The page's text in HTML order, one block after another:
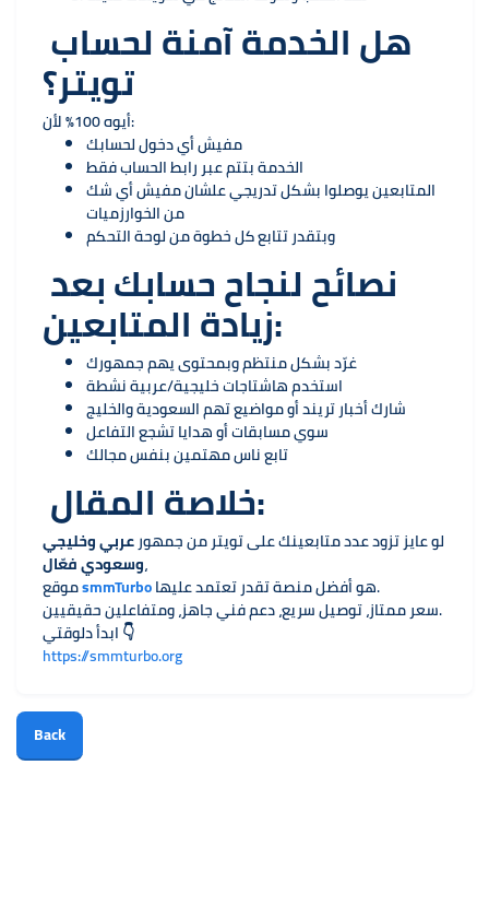
تويتر؟
أيوه 100% لأن:
مفيش أي دخول لحسابك
الخدمة بتتم عبر رابط الحساب فقط
المتابعين يوصلوا بشكل تدريجي علشان مفيش أي شك
من الخوارزميات
وبتقدر تتابع كل خطوة من لوحة التحكم
زيادة المتابعين:
غرّد بشكل منتظم وبمحتوى يهم جمهورك
استخدم هاشتاجات خليجية/عربية نشطة
شارك أخبار تريند أو مواضيع تهم السعودية والخليج
سوي مسابقات أو هدايا تشجع التفاعل
تابع ناس مهتمين بنفس مجالك
خلاصة المقال:
لو عايز تزود عدد متابعينك على تويتر من جمهورعربي وخليجي
وسعودي فعّال،
موقعsmmTurbo
هو أفضل منصة تقدر تعتمد عليها.
سعر ممتاز، توصيل سريع، دعم فني جاهز، ومتفاعلين حقيقيين.
ابدأ دلوقتي 👇
https://smmturbo.org
Back